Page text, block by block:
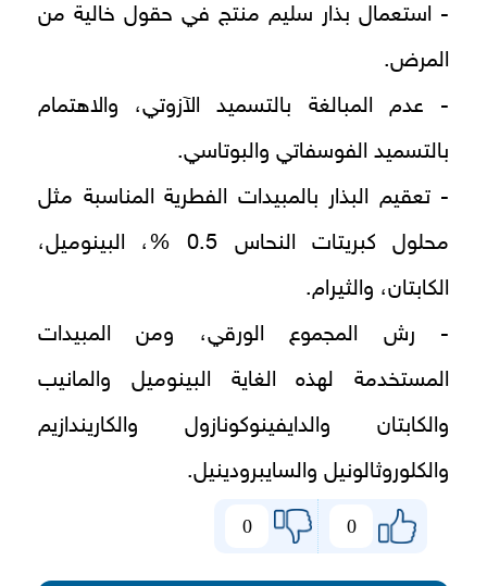
- استعمال بذار سليم منتج في حقول خالية من
المرض.
- عدم المبالغة بالتسميد الآزوتي، والاهتمام
بالتسميد الفوسفاتي والبوتاسي.
- تعقيم البذار بالمبيدات الفطرية المناسبة مثل
محلول كبريتات النحاس 0.5 %، البينوميل،
الكابتان، والثيرام.
- رش المجموع الورقي، ومن المبيدات
المستخدمة لهذه الغاية البينوميل والمانيب
والكابتان والدايفينوكونازول والكاريندازيم
والكلوروثالونيل والسايبرودينيل.
0
0